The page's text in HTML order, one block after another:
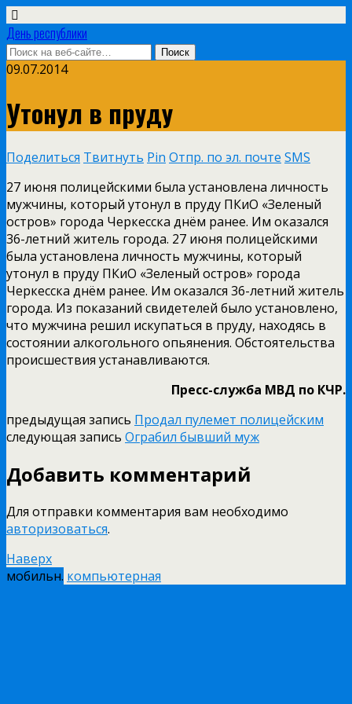
День республики
09.07.2014
Утонул в пруду
Поделиться Твитнуть Pin Отпр. по эл. почте SMS
27 июня полицейскими была установлена личность
мужчины, который утонул в пруду ПКиО «Зеленый
остров» города Черкесска днём ранее. Им оказался
36-­летний житель города. 27 июня полицейскими
была установлена личность мужчины, который
утонул в пруду ПКиО «Зеленый остров» города
Черкесска днём ранее. Им оказался 36-­летний житель
города. Из показаний свидетелей было установлено,
что мужчина решил искупаться в пруду, находясь в
состоянии алкогольного опьянения. Обстоятельства
происшествия устанавливаются.
Пресс-­служба МВД по КЧР.
предыдущая запись Продал пулемет полицейским
следующая запись Ограбил бывший муж
Добавить комментарий
Для отправки комментария вам необходимо
авторизоваться.
Наверх
мобильн. компьютерная